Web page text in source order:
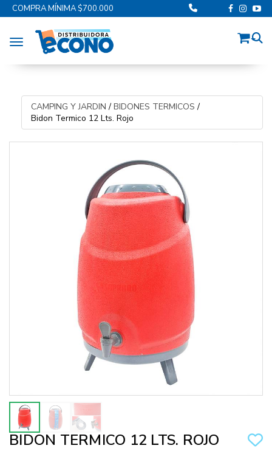
COMPRA MÍNIMA $700.000
Toggle navigation
CAMPING Y JARDIN / BIDONES TERMICOS /
Bidon Termico 12 Lts. Rojo
BIDON TERMICO 12 LTS. ROJO